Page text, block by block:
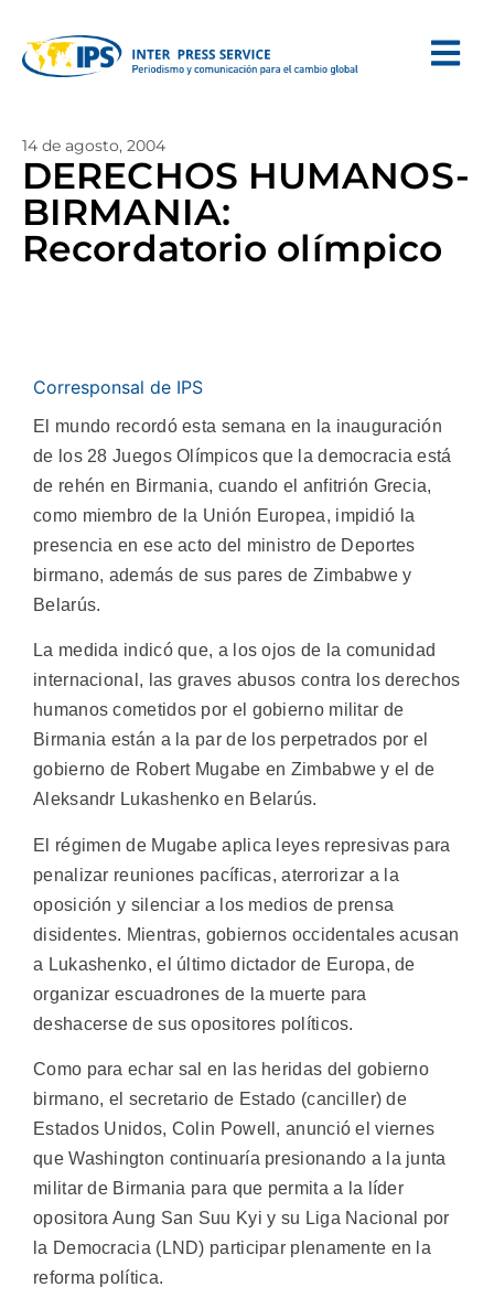
14 de agosto, 2004
DERECHOS HUMANOS-
BIRMANIA:
Recordatorio olímpico
Corresponsal de IPS
El mundo recordó esta semana en la inauguración
de los 28 Juegos Olímpicos que la democracia está
de rehén en Birmania, cuando el anfitrión Grecia,
como miembro de la Unión Europea, impidió la
presencia en ese acto del ministro de Deportes
birmano, además de sus pares de Zimbabwe y
Belarús.
La medida indicó que, a los ojos de la comunidad
internacional, las graves abusos contra los derechos
humanos cometidos por el gobierno militar de
Birmania están a la par de los perpetrados por el
gobierno de Robert Mugabe en Zimbabwe y el de
Aleksandr Lukashenko en Belarús.
El régimen de Mugabe aplica leyes represivas para
penalizar reuniones pacíficas, aterrorizar a la
oposición y silenciar a los medios de prensa
disidentes. Mientras, gobiernos occidentales acusan
a Lukashenko, el último dictador de Europa, de
organizar escuadrones de la muerte para
deshacerse de sus opositores políticos.
Como para echar sal en las heridas del gobierno
birmano, el secretario de Estado (canciller) de
Estados Unidos, Colin Powell, anunció el viernes
que Washington continuaría presionando a la junta
militar de Birmania para que permita a la líder
opositora Aung San Suu Kyi y su Liga Nacional por
la Democracia (LND) participar plenamente en la
reforma política.